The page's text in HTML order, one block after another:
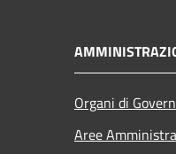
Organi di
Aree